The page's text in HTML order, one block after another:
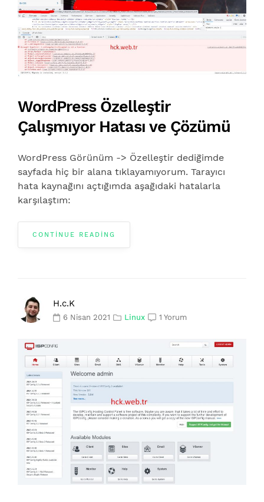
WordPress Özelleştir
Çalışmıyor Hatası ve Çözümü
WordPress Görünüm -> Özelleştir dediğimde
sayfada hiç bir alana tıklayamıyorum. Tarayıcı
hata kaynağını açtığımda aşağıdaki hatalarla
karşılaştım:
CONTINUE READING
H.c.K
6 Nisan 2021 Linux 1 Yorum